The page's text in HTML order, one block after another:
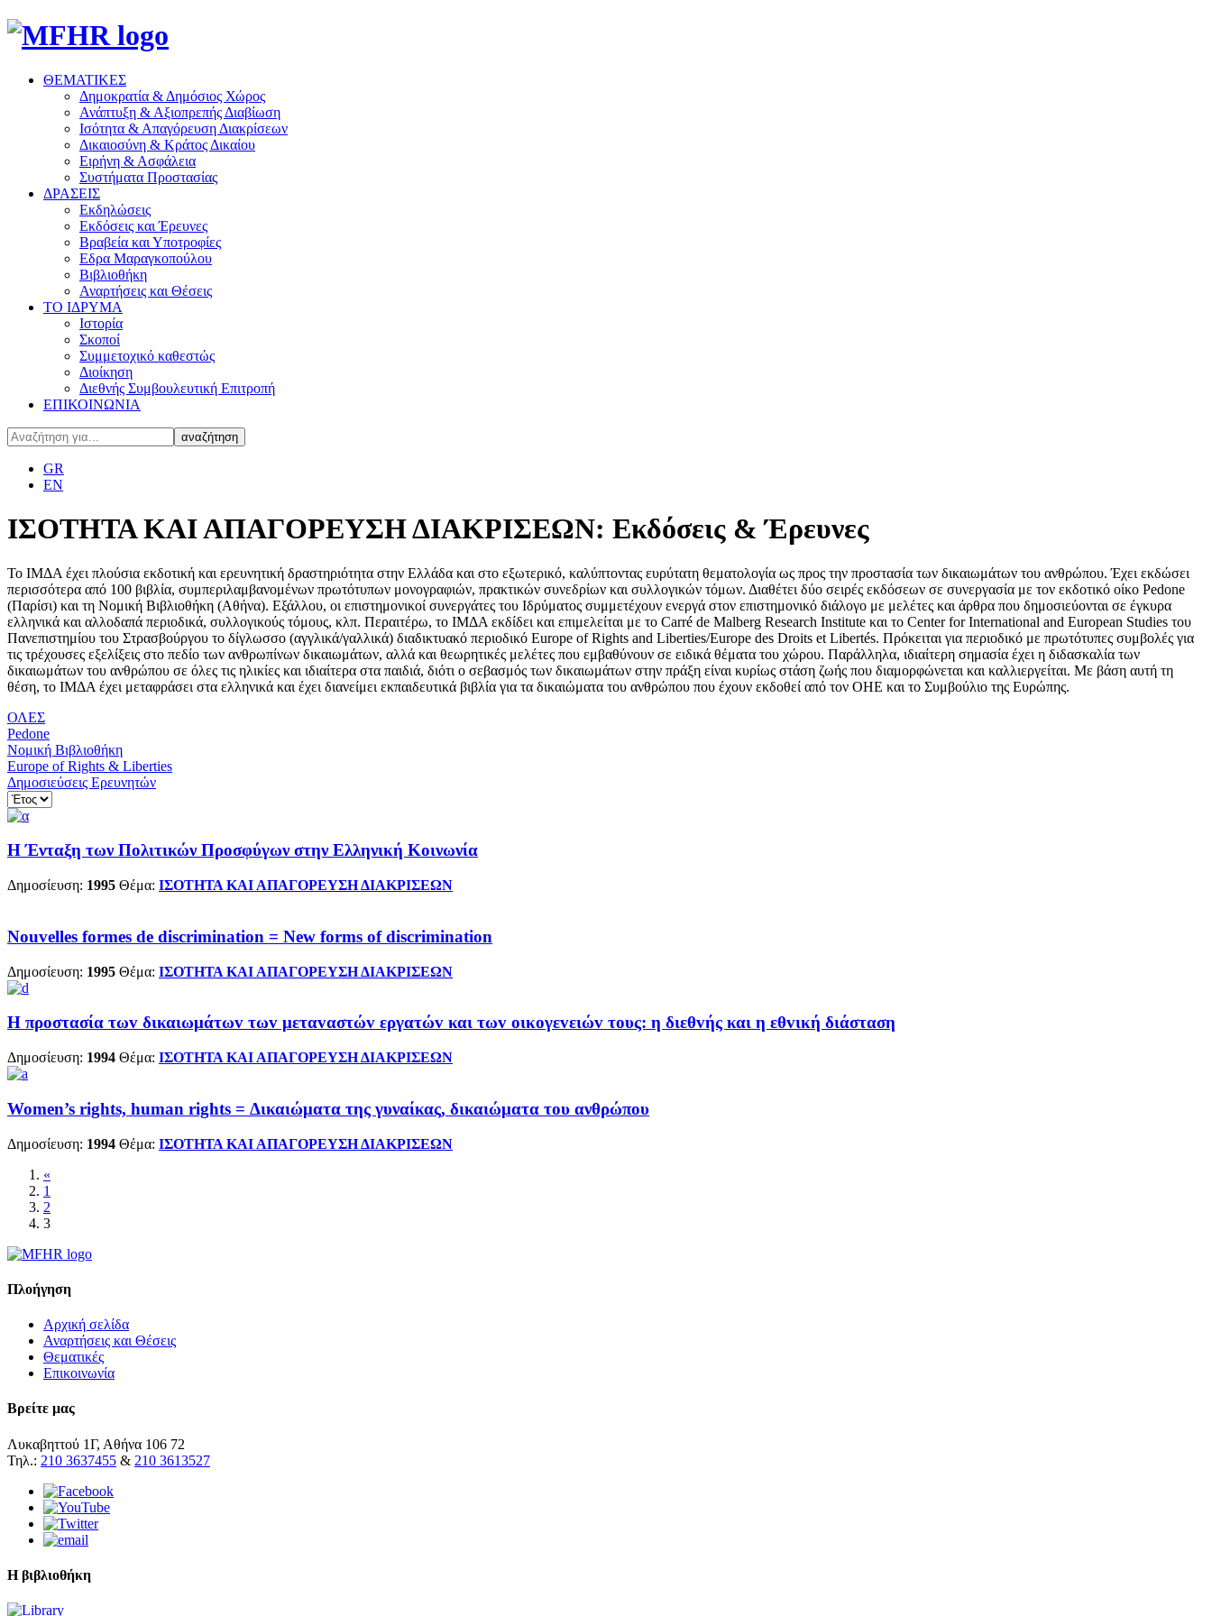
ΘΕΜΑΤΙΚΕΣ
Δημοκρατία & Δημόσιος Χώρος
Ανάπτυξη & Αξιοπρεπής Διαβίωση
Ισότητα & Απαγόρευση Διακρίσεων
Δικαιοσύνη & Κράτος Δικαίου
Ειρήνη & Ασφάλεια
Συστήματα Προστασίας
ΔΡΑΣΕΙΣ
Εκδηλώσεις
Εκδόσεις και Έρευνες
Βραβεία και Υποτροφίες
Εδρα Μαραγκοπούλου
Βιβλιοθήκη
Αναρτήσεις και Θέσεις
ΤΟ ΙΔΡΥΜΑ
Ιστορία
Σκοποί
Συμμετοχικό καθεστώς
Διοίκηση
Διεθνής Συμβουλευτική Επιτροπή
ΕΠΙΚΟΙΝΩΝΙΑ
GR
EN
ΙΣΟΤΗΤΑ ΚΑΙ ΑΠΑΓΟΡΕΥΣΗ ΔΙΑΚΡΙΣΕΩΝ: Εκδόσεις & Έρευνες
Το ΙΜΔΑ έχει πλούσια εκδοτική και ερευνητική δραστηριότητα στην Ελλάδα και στο εξωτερικό, καλύπτοντας ευρύτατη θεματολογία ως προς την προστασία των δικαιωμάτων του ανθρώπου. Έχει εκδώσει
περισσότερα από 100 βιβλία, συμπεριλαμβανομένων πρωτότυπων μονογραφιών, πρακτικών συνεδρίων και συλλογικών τόμων. Διαθέτει δύο σειρές εκδόσεων σε συνεργασία με τον εκδοτικό οίκο Pedone
(Παρίσι) και τη Νομική Βιβλιοθήκη (Αθήνα). Εξάλλου, οι επιστημονικοί συνεργάτες του Ιδρύματος συμμετέχουν ενεργά στον επιστημονικό διάλογο με μελέτες και άρθρα που δημοσιεύονται σε έγκυρα
ελληνικά και αλλοδαπά περιοδικά, συλλογικούς τόμους, κλπ. Περαιτέρω, το ΙΜΔΑ εκδίδει και επιμελείται με το Carré de Malberg Research Institute και το Center for International and European Studies του
Πανεπιστημίου του Στρασβούργου το δίγλωσσο (αγγλικά/γαλλικά) διαδικτυακό περιοδικό Europe of Rights and Liberties/Europe des Droits et Libertés. Πρόκειται για περιοδικό με πρωτότυπες συμβολές για
τις τρέχουσες εξελίξεις στο πεδίο των ανθρωπίνων δικαιωμάτων, αλλά και θεωρητικές μελέτες που εμβαθύνουν σε ειδικά θέματα του χώρου. Παράλληλα, ιδιαίτερη σημασία έχει η διδασκαλία των
δικαιωμάτων του ανθρώπου σε όλες τις ηλικίες και ιδιαίτερα στα παιδιά, διότι ο σεβασμός των δικαιωμάτων στην πράξη είναι κυρίως στάση ζωής που διαμορφώνεται και καλλιεργείται. Με βάση αυτή τη
θέση, το ΙΜΔΑ έχει μεταφράσει στα ελληνικά και έχει διανείμει εκπαιδευτικά βιβλία για τα δικαιώματα του ανθρώπου που έχουν εκδοθεί από τον ΟΗΕ και το Συμβούλιο της Ευρώπης.
ΟΛΕΣ
Pedone
Νομική Βιβλιοθήκη
Europe of Rights & Liberties
Δημοσιεύσεις Ερευνητών
Η Ένταξη των Πολιτικών Προσφύγων στην Ελληνική Κοινωνία
Δημοσίευση: 1995 Θέμα: ΙΣΟΤΗΤΑ ΚΑΙ ΑΠΑΓΟΡΕΥΣΗ ΔΙΑΚΡΙΣΕΩΝ
Nouvelles formes de discrimination = New forms of discrimination
Δημοσίευση: 1995 Θέμα: ΙΣΟΤΗΤΑ ΚΑΙ ΑΠΑΓΟΡΕΥΣΗ ΔΙΑΚΡΙΣΕΩΝ
Η πρoστασία τωv δικαιωμάτωv τωv μεταvαστώv εργατώv και τωv οικoγεvειώv τoυς: η διεθvής και η εθvική διάσταση
Δημοσίευση: 1994 Θέμα: ΙΣΟΤΗΤΑ ΚΑΙ ΑΠΑΓΟΡΕΥΣΗ ΔΙΑΚΡΙΣΕΩΝ
Women’s rights, human rights = Δικαιώματα της γυναίκας, δικαιώματα του ανθρώπου
Δημοσίευση: 1994 Θέμα: ΙΣΟΤΗΤΑ ΚΑΙ ΑΠΑΓΟΡΕΥΣΗ ΔΙΑΚΡΙΣΕΩΝ
«
1
2
3
Πλοήγηση
Αρχική σελίδα
Αναρτήσεις και Θέσεις
Θεματικές
Επικοινωνία
Βρείτε μας
Λυκαβηττού 1Γ, Αθήνα 106 72
Τηλ.: 210 3637455 & 210 3613527
Η βιβλιοθήκη